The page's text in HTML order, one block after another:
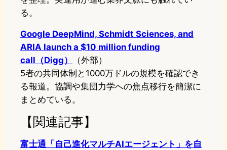
る。
Google DeepMind, Schmidt Sciences, and
ARIA launch a $10 million funding
call（Digg）
（外部）
5者の共同体制と1000万ドルの規模を確認でき
る報道。協調や集団力学への焦点移行を簡潔に
まとめている。
【関連記事】
富士通「自己進化マルチAIエージェント」を自